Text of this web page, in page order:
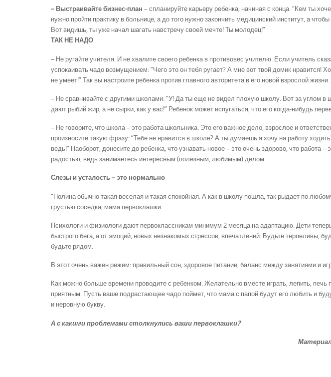
– Выстраивайте бизнес-план – спланируйте карьеру ребенка, начиная с конца. “Кем ты
нужно пройти практику в больнице, а до того нужно закончить медицинский институт, а
Вот видишь, ты уже начал шагать навстречу своей мечте! Ты молодец!”
ТАК НЕ НАДО
– Не ругайте учителя. И не хвалите своего ребенка в противовес учителю. Если учитель
успокаивать чадо возмущением: “Чего это он тебя ругает? А мне вот твой домик нравится!
не умеет!” Так вы настроите ребенка против главного авторитета в его новой взрослой жизни.
– Не сравнивайте с другими школами: “У! Да ты еще не видел плохую школу. Вот за углом в
дают рыбий жир, а не сырки, как у вас!” Ребенок может испугаться, что его когда-нибудь
– Не говорите, что школа – это работа школьника. Это его важное дело, взрослое и
произносите такую фразу: “Тебе не нравится в школе? А ты думаешь я хочу на работу
ведь!” Наоборот, донесите до ребенка, что узнавать новое – это очень здорово, что работа –
радостью, ведь занимаетесь интересным (полезным, любимым) делом.
Слезы и усталость – это нормально
“Полина обычно такая веселая и такая спокойная. А как в школу пошла, так рыдает по
грустью соседка, мама первоклашки.
Психологи и физиологи дают первоклассникам минимум 2 месяца на адаптацию. Дети
быстрого бега, а от эмоций, новых незнакомых стрессов, впечатлений. Будьте терпеливы,
будьте рядом.
В этот очень важен режим: правильный сон, здоровое питание, баланс между занятиями и
Как можно больше времени проводите с ребенком. Желательно вместе играть, лепить, печь
приятным. Пусть ваше подрастающее чадо поймет, что мама с папой будут его любить и
и неровную букву.
А с какими проблемами столкнулись ваши первоклашки?